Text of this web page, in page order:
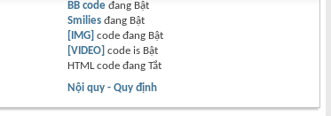
BB code đang Bật
Smilies đang Bật
[IMG] code đang Bật
[VIDEO] code is Bật
HTML code đangTắt
Nội quy - Quy định